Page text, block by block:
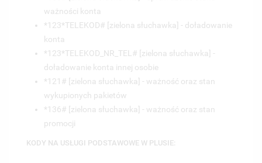
ważności konta
*123*TELEKOD# [zielona słuchawka] - doładowanie
konta
*123*TELEKOD_NR_TEL # [zielona słuchawka] -
doładowanie konta innej osobie
*121# [zielona słuchawka] - ważność oraz stan
wykupionych pakietów
*136# [zielona słuchawka] - ważność oraz stan
promocji
KODY NA USŁUGI PODSTAWOWE W PLUSIE: